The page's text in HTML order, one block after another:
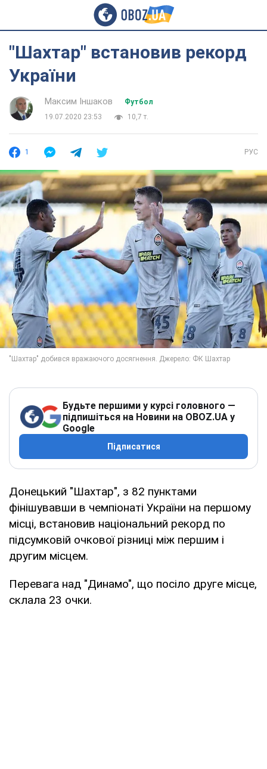
"Шахтар" встановив рекорд
України
Максим Іншаков
Футбол
19.07.2020 23:53
10,7 т.
1 РУС
Будьте першими у курсі головного —
підпишіться на Новини на OBOZ.UA у
Google
Підписатися
Донецький "Шахтар", з 82 пунктами
фінішувавши в чемпіонаті України на першому
місці, встановив національний рекорд по
підсумковій очкової різниці між першим і
другим місцем.
Перевага над "Динамо", що посіло друге місце,
склала 23 очки.